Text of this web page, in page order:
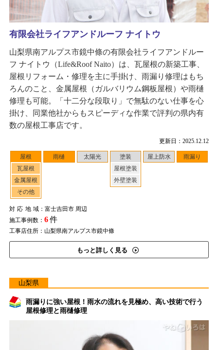
更新日：2025.12.12
屋根
瓦屋根
金属屋根
その他
雨樋 太陽光
塗装
屋根塗装
外壁塗装
屋上防水 雨漏り
対応地域：富士吉田市 周辺
施工事例数： 6件
工事店住所：山梨県南アルプス市鏡中條
もっと詳しく見る
有限会社ライフアンドルーフ ナイトウ
山梨県南アルプス市鏡中條の有限会社ライフアンドルー
フ ナイトウ（Life&Roof Naito）は、瓦屋根の新築工事、
屋根リフォーム・修理を主に手掛け、雨漏り修理はもち
ろんのこと、金属屋根（ガルバリウム鋼板屋根）や雨樋
修理も可能。「十二分な段取り」で無駄のない仕事を心
掛け、同業他社からもスピーディな作業で評判の県内有
数の屋根工事店です。
山梨県
雨漏りに強い屋根！雨水の流れを見極め、高い技術で行う
屋根修理と雨樋修理